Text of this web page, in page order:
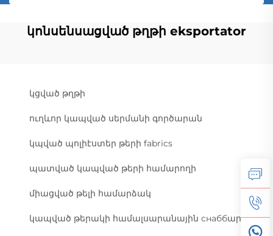
կոնսենսացված թղթի eksportator
կցված թղթի
ուղևոր կապված սերմանի գործարան
կպված պոլիէստեր թերի fabrics
պատված կապված թերի համարողի
միացված թելի համարձակ
կապված թերակի համալսարանային снаббար